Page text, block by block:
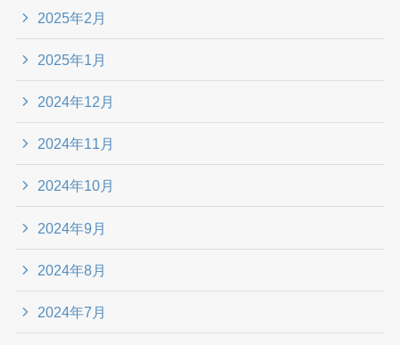
2025年2月
2025年1月
2024年12月
2024年11月
2024年10月
2024年9月
2024年8月
2024年7月